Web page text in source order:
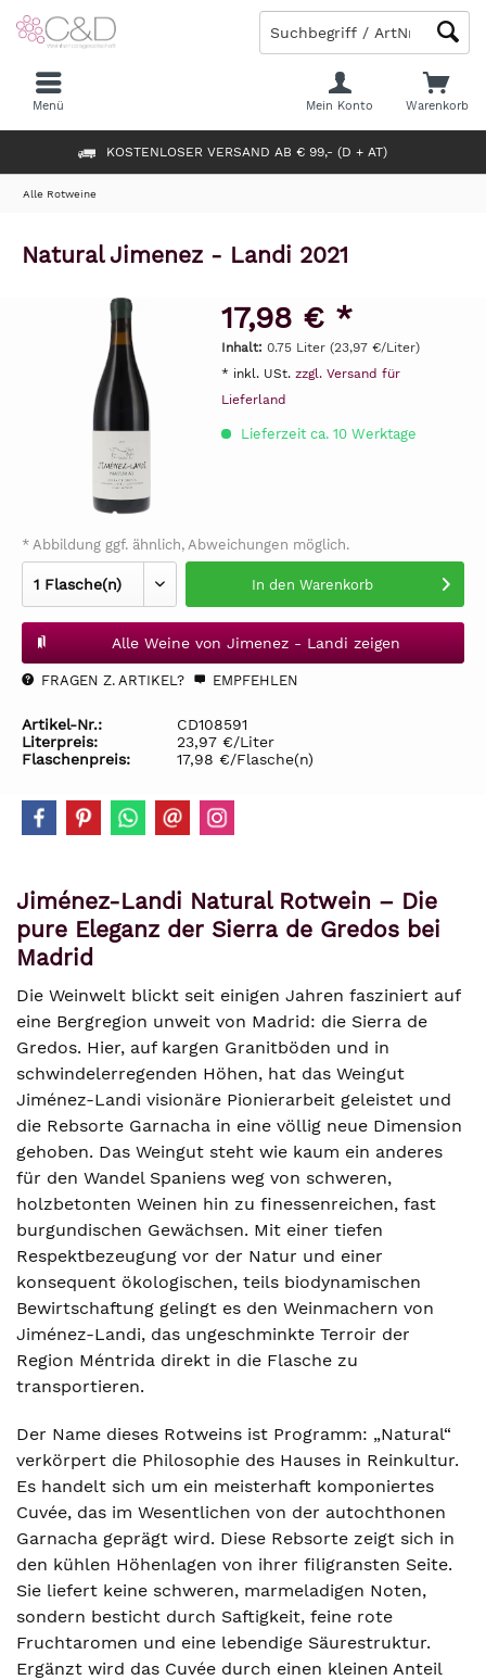
KOSTENLOSER VERSAND AB € 99,- (D + AT)
Warenkorb
Mein Konto
Menü
Alle Rotweine
Natural Jimenez - Landi 2021
17,98 € *
Inhalt: 0.75 Liter (23,97 €/Liter)
* inkl. USt. zzgl. Versand für
Lieferland
Lieferzeit ca. 10 Werktage
* Abbildung ggf. ähnlich, Abweichungen möglich.
In den Warenkorb
Alle Weine von Jimenez - Landi zeigen
FRAGEN Z. ARTIKEL? EMPFEHLEN
Artikel-Nr.:
CD108591
Literpreis:
23,97 €/Liter
Flaschenpreis:
17,98 €/Flasche(n)
Jiménez-Landi Natural Rotwein – Die
pure Eleganz der Sierra de Gredos bei
Madrid
Die Weinwelt blickt seit einigen Jahren fasziniert auf
eine Bergregion unweit von Madrid: die Sierra de
Gredos. Hier, auf kargen Granitböden und in
schwindelerregenden Höhen, hat das Weingut
Jiménez-Landi visionäre Pionierarbeit geleistet und
die Rebsorte Garnacha in eine völlig neue Dimension
gehoben. Das Weingut steht wie kaum ein anderes
für den Wandel Spaniens weg von schweren,
holzbetonten Weinen hin zu finessenreichen, fast
burgundischen Gewächsen. Mit einer tiefen
Respektbezeugung vor der Natur und einer
konsequent ökologischen, teils biodynamischen
Bewirtschaftung gelingt es den Weinmachern von
Jiménez-Landi, das ungeschminkte Terroir der
Region Méntrida direkt in die Flasche zu
transportieren.
Der Name dieses Rotweins ist Programm: „Natural“
verkörpert die Philosophie des Hauses in Reinkultur.
Es handelt sich um ein meisterhaft komponiertes
Cuvée, das im Wesentlichen von der autochthonen
Garnacha geprägt wird. Diese Rebsorte zeigt sich in
den kühlen Höhenlagen von ihrer filigransten Seite.
Sie liefert keine schweren, marmeladigen Noten,
sondern besticht durch Saftigkeit, feine rote
Fruchtaromen und eine lebendige Säurestruktur.
Ergänzt wird das Cuvée durch einen kleinen Anteil